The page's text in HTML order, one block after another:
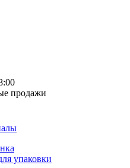
продажи
упаковки